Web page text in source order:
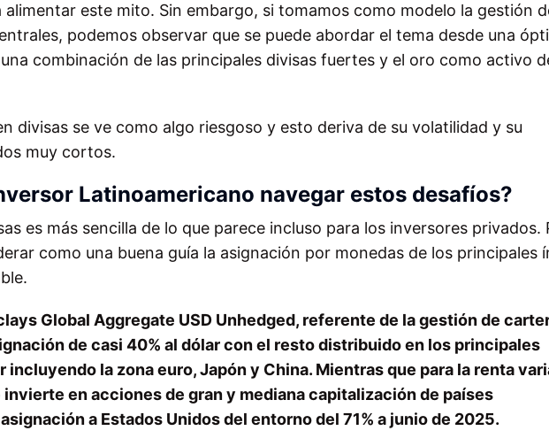
este mito. Sin embargo, si tomamos como modelo la gestión
podemos observar que se puede abordar el tema desde una
combinación de las principales divisas fuertes y el oro como activo
divisas se ve como algo riesgoso y esto deriva de su volatilidad y su
muy cortos.
Latinoamericano navegar estos desafíos?
es más sencilla de lo que parece incluso para los inversores privados.
como una buena guía la asignación por monedas de los principales
Global Aggregate USD Unhedged, referente de la gestión de
de casi 40% al dólar con el resto distribuido en los principales
la zona euro, Japón y China. Mientras que para la renta
invierte en acciones de gran y mediana capitalización de países
a Estados Unidos del entorno del 71% a junio de 2025.